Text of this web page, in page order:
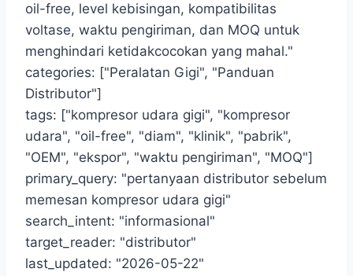
oil-free, level kebisingan, kompatibilitas
voltase, waktu pengiriman, dan MOQ untuk
menghindari ketidakcocokan yang mahal."
categories: ["Peralatan Gigi", "Panduan
Distributor"]
tags: ["kompresor udara gigi", "kompresor
udara", "oil-free", "diam", "klinik", "pabrik",
"OEM", "ekspor", "waktu pengiriman", "MOQ"]
primary_query: "pertanyaan distributor sebelum
memesan kompresor udara gigi"
search_intent: "informasional"
target_reader: "distributor"
last_updated: "2026-05-22"